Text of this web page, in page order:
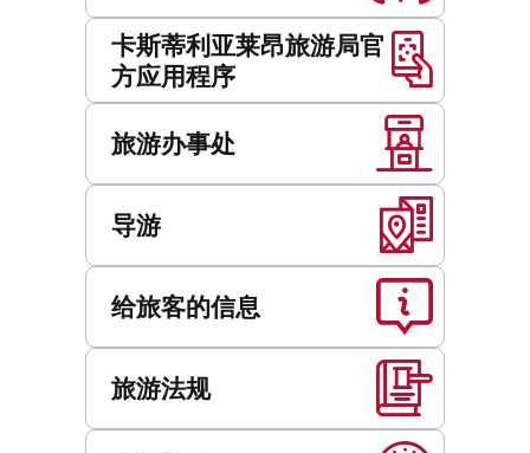
卡斯蒂利亚莱昂旅游局官
方应用程序
旅游办事处
导游
给旅客的信息
旅游法规